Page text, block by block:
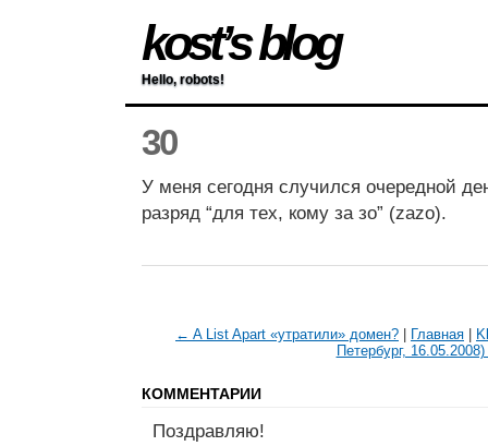
kost’s blog
Hello, robots!
30
У меня сегодня случился очередной
разряд “для тех, кому за зо” (zazo).
← A List Apart «утратили» домен? Главная
Петербург,
КОММЕНТАРИИ
Поздравляю!